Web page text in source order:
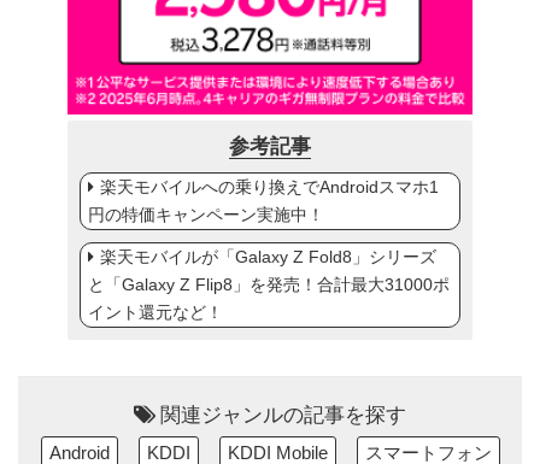
参考記事
楽天モバイルへの乗り換えでAndroidスマホ1
円の特価キャンペーン実施中！
楽天モバイルが「Galaxy Z Fold8」シリーズ
と「Galaxy Z Flip8」を発売！合計最大31000ポ
イント還元など！
関連ジャンルの記事を探す
Android KDDI KDDI Mobile スマートフォン